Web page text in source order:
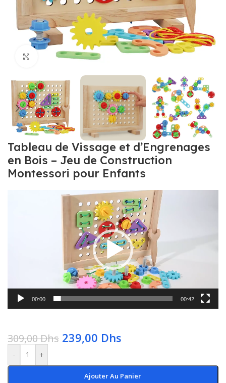
Click to enlarge
Tableau de Vissage et d’Engrenages
en Bois – Jeu de Construction
Montessori pour Enfants
00:00 00:42
309,00Dhs 239,00 Dhs
- +
Ajouter Au Panier